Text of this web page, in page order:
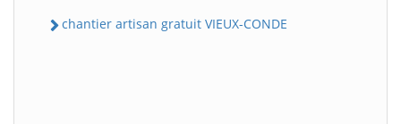
chantier artisan gratuit VIEUX-CONDE